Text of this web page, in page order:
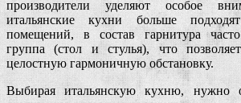
производители уделяют особое
итальянские кухни больше
помещений, в состав гарнитура
группа (стол и стулья), что
целостную гармоничную обстановку.
Выбирая итальянскую кухню, нужно